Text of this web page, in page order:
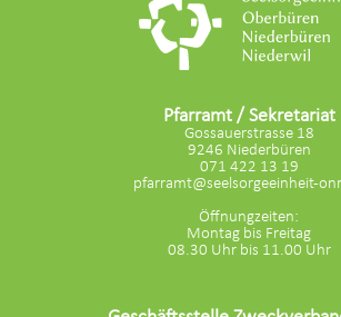
Pfarramt / Sekretariat
Gossauerstrasse 18
9246 Niederbüren
071 422 13 19
pfarramt@seelsorgeeinheit-
Öffnungzeiten:
Montag bis Freitag
08.30 Uhr bis 11.00 Uhr